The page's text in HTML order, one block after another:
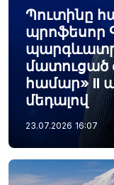
Պուտինը
պրոֆեսոր
մատուցած
համար» II
մեդալով
23.07.2026 16:07